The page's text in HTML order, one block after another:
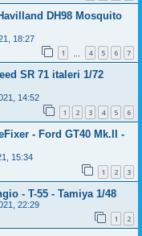
DH98 Mosquito
18:27
1 4 5 6 7
SR 71 italeri 1/72
14:52
1 2 3 4 5 6
- Ford GT40 Mk.II -
15:34
1 2 3
- T-55 - Tamiya 1/48
22:29
1 2